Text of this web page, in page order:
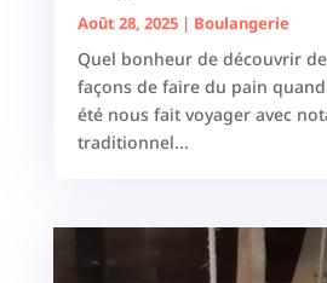
Août 28, 2025| Boulangerie
Quel bonheur de découvrir
façons de faire du pain
été nous fait voyager avec
traditionnel...